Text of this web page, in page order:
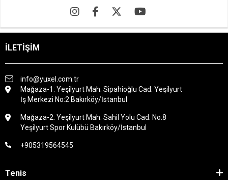
İLETİŞİM
info@yuxel.com.tr
Mağaza-1: Yeşilyurt Mah. Sipahioğlu Cad. Yeşilyurt
İş Merkezi No:2 Bakırköy/İstanbul
Mağaza-2: Yeşilyurt Mah. Sahil Yolu Cad. No:8
Yeşilyurt Spor Kulübü Bakırköy/İstanbul
+905319564545
Tenis